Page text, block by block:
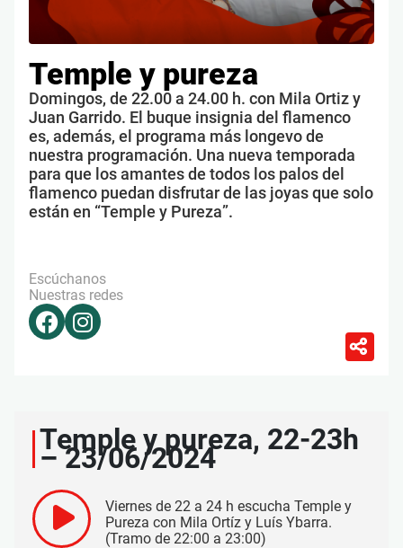
Temple y pureza
Domingos, de 22.00 a 24.00 h. con Mila Ortiz y
Juan Garrido. El buque insignia del flamenco
es, además, el programa más longevo de
nuestra programación. Una nueva temporada
para que los amantes de todos los palos del
flamenco puedan disfrutar de las joyas que solo
están en “Temple y Pureza”.
Escúchanos
Nuestras redes
Temple y pureza, 22-23h
– 23/06/2024
Viernes de 22 a 24 h escucha Temple y
Pureza con Mila Ortíz y Luís Ybarra.
(Tramo de 22:00 a 23:00)